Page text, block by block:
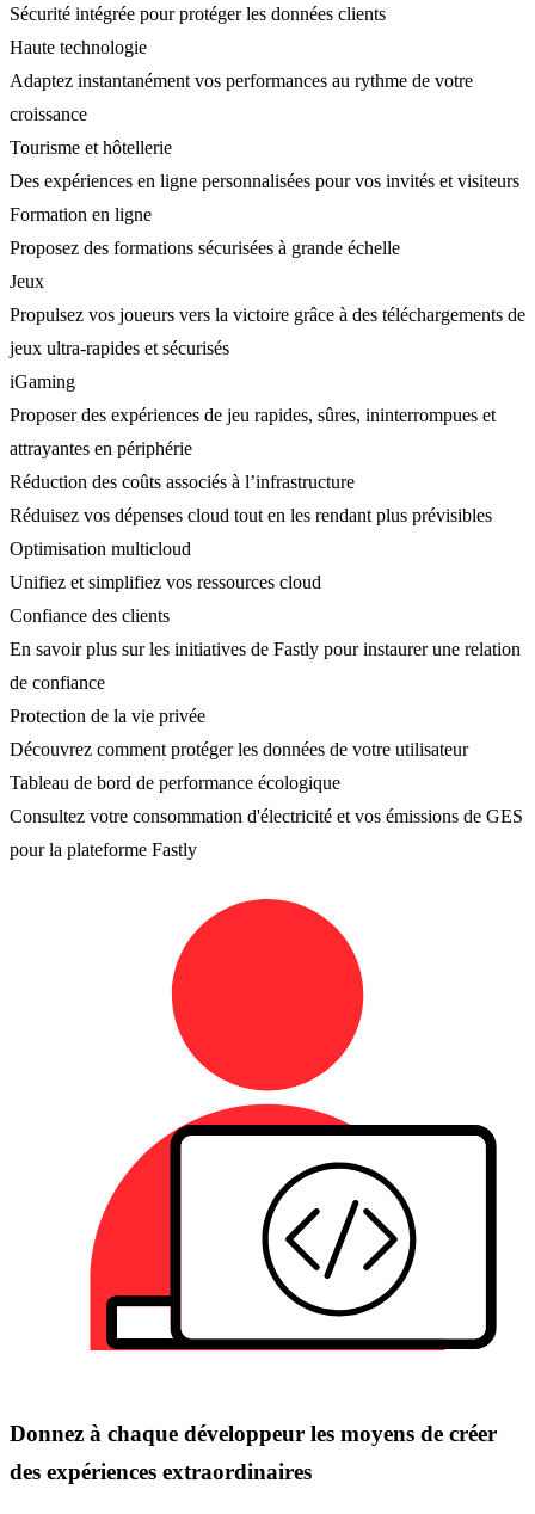
Sécurité intégrée pour protéger les données clients
Haute technologie
Adaptez instantanément vos performances au rythme de votre
croissance
Tourisme et hôtellerie
Des expériences en ligne personnalisées pour vos invités et visiteurs
Formation en ligne
Proposez des formations sécurisées à grande échelle
Jeux
Propulsez vos joueurs vers la victoire grâce à des téléchargements de
jeux ultra-rapides et sécurisés
iGaming
Proposer des expériences de jeu rapides, sûres, ininterrompues et
attrayantes en périphérie
Réduction des coûts associés à l’infrastructure
Réduisez vos dépenses cloud tout en les rendant plus prévisibles
Optimisation multicloud
Unifiez et simplifiez vos ressources cloud
Confiance des clients
En savoir plus sur les initiatives de Fastly pour instaurer une relation
de confiance
Protection de la vie privée
Découvrez comment protéger les données de votre utilisateur
Tableau de bord de performance écologique
Consultez votre consommation d'électricité et vos émissions de GES
pour la plateforme Fastly
Donnez à chaque développeur les moyens de créer
des expériences extraordinaires